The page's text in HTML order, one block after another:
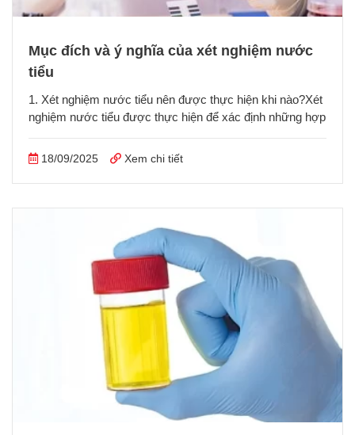
Mục đích và ý nghĩa của xét nghiệm nước
tiểu
1. Xét nghiệm nước tiểu nên được thực hiện khi nào?Xét
nghiệm nước tiểu được thực hiện để xác định những hợp
18/09/2025 Xem chi tiết